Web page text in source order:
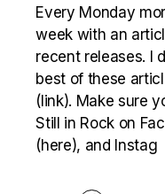
Every Monday
week with an
recent releases. I
best of these
(link). Make sure
Still in Rock on
(here), and Instag